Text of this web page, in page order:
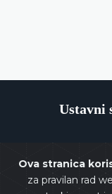
Ova stranica
za pravilan rad
Ustavni
Copyrights @